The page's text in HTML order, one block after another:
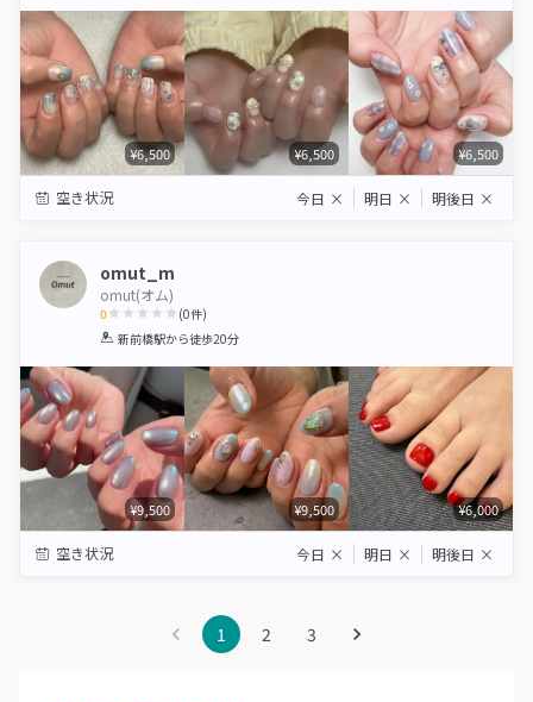
¥6,500 ¥6,500 ¥6,500
空き状況 今日 × 明日 × 明後日 ×
omut_m
omut(オム)
0
1 2 3 4 5
(0件)
新前橋駅から徒歩20分
¥9,500 ¥9,500 ¥6,000
空き状況 今日 × 明日 × 明後日 ×
1 2 3